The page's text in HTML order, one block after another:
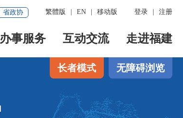
登录 注册
繁體版 EN 移动版
省政协
办事服务 互动交流 走进福建
长者模式 无障碍浏览